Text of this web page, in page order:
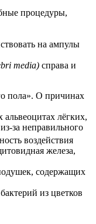
процедуры,
на ампулы
media) справа и
пола». О причинах
лёгких,
за неправильного
воздействия
железа,
содержащих
из цветков